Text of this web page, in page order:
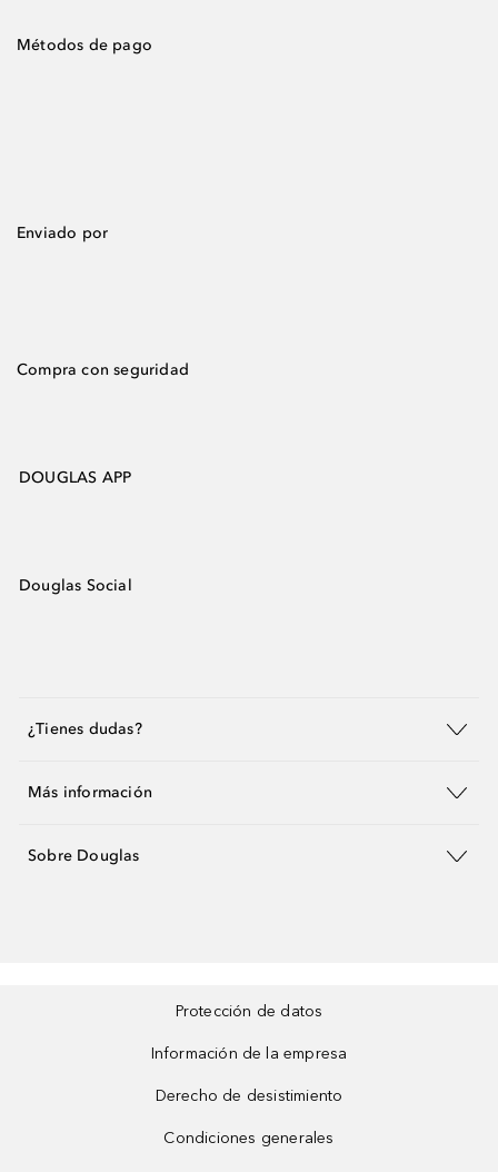
Métodos de pago
Enviado por
Compra con seguridad
DOUGLAS APP
Douglas Social
¿Tienes dudas?
Más información
Sobre Douglas
Protección de datos
Información de la empresa
Derecho de desistimiento
Condiciones generales